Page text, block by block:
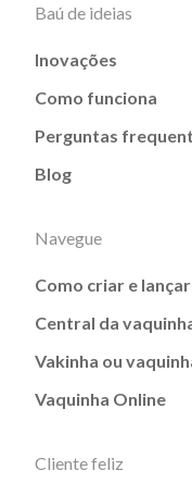
Baú de ideias
Inovações
Como funciona
Perguntas
Blog
Navegue
Como criar e lançar
Central da
Vakinha ou
Vaquinha Online
Cliente feliz